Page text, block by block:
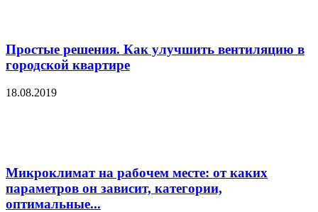
Простые решения. Как улучшить вентиляцию в
городской квартире
18.08.2019
Микроклимат на рабочем месте: от каких
параметров он зависит, категории,
оптимальные...